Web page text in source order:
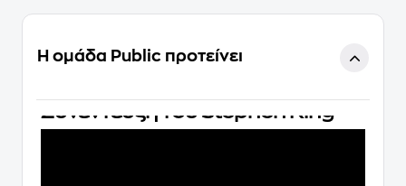
Η ομάδα Public προτείνει
Συνέντευξη του Stephen King